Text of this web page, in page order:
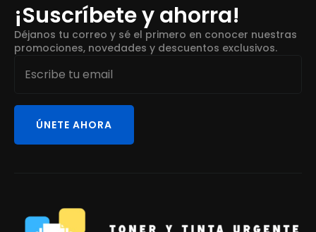
¡Suscríbete y ahorra!
Déjanos tu correo y sé el primero en conocer nuestras
promociones, novedades y descuentos exclusivos.
Email
ÚNETE AHORA